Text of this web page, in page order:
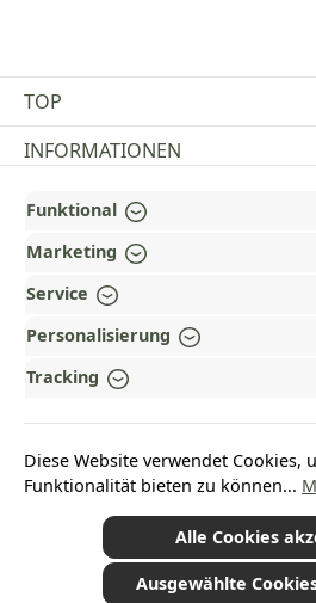
TOP
Vertrag
INFORMATIONEN
GESETZLICHE INFORMATIONEN
ZAHLUNGS- UND VERSANDARTEN
AUSGEZEICHNET UND
WARUM HEAD-SHOP.DE?
UNSERE COMMUNITIES
*Alle Preise inkl. gesetzl. Mehrwertsteuer
Funktional
Marketing
Service
Personalisierung
Tracking
Diese Website verwendet Cookies,
Funktionalität bieten zu können...
Alle Cookies
Ausgewählte